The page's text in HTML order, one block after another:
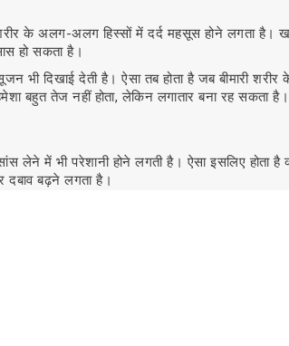
के अलग-अलग हिस्सों में दर्द महसूस होने लगता है।
हो सकता है।
भी दिखाई देती है। ऐसा तब होता है जब बीमारी
बहुत तेज नहीं होता, लेकिन लगातार बना रह सकता है।
लेने में भी परेशानी होने लगती है। ऐसा इसलिए होता है
दबाव बढ़ने लगता है।